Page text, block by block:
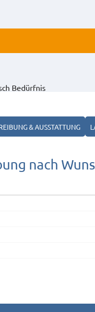
Bedürfnis
& AUSSTATTUNG
nach